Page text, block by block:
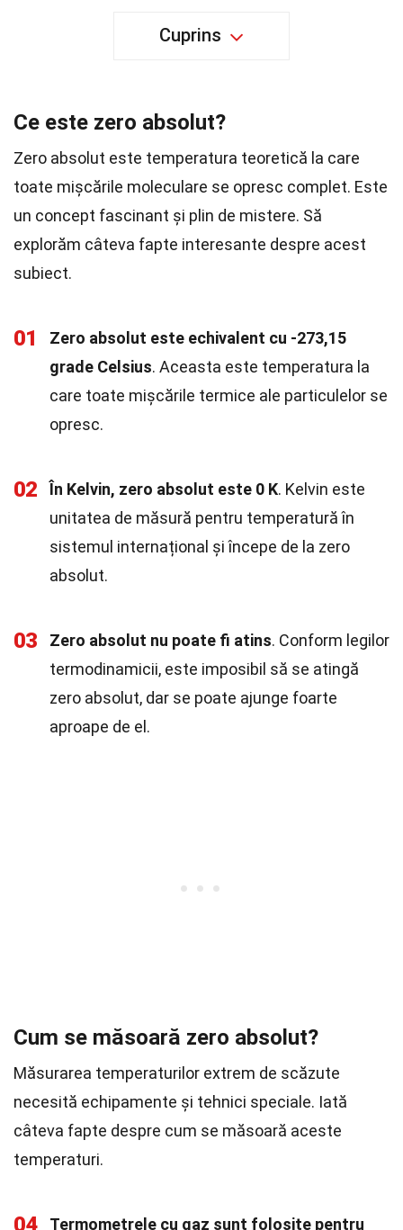
Cuprins
Ce este zero absolut?
Zero absolut este temperatura teoretică la care
toate mișcările moleculare se opresc complet. Este
un concept fascinant și plin de mistere. Să
explorăm câteva fapte interesante despre acest
subiect.
01
Zero absolut este echivalent cu -273,15
grade Celsius. Aceasta este temperatura la
care toate mișcările termice ale particulelor se
opresc.
02 În Kelvin, zero absolut este 0 K. Kelvin este
unitatea de măsură pentru temperatură în
sistemul internațional și începe de la zero
absolut.
03 Zero absolut nu poate fi atins. Conform legilor
termodinamicii, este imposibil să se atingă
zero absolut, dar se poate ajunge foarte
aproape de el.
Cum se măsoară zero absolut?
Măsurarea temperaturilor extrem de scăzute
necesită echipamente și tehnici speciale. Iată
câteva fapte despre cum se măsoară aceste
temperaturi.
04
Termometrele cu gaz sunt folosite pentru